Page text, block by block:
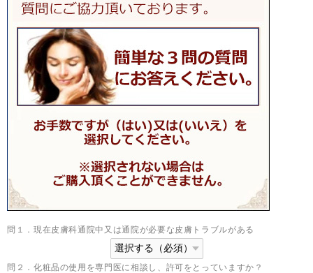
問１．現在皮膚科通院中又は通院が必要な皮膚トラブルがある
問２．化粧品の使用を専門医に相談し、許可をとっていますか？